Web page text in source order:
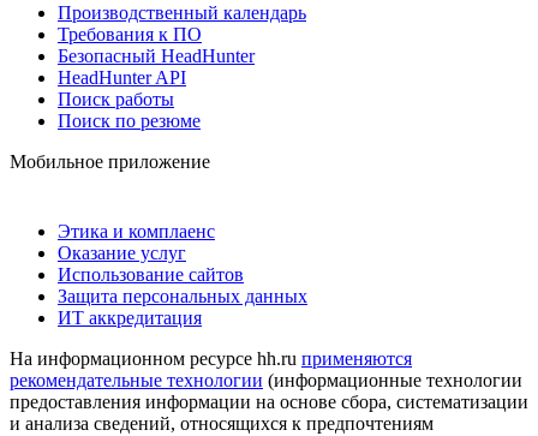
Производственный календарь
Требования к ПО
Безопасный HeadHunter
HeadHunter API
Поиск работы
Поиск по резюме
Мобильное приложение
Этика и комплаенс
Оказание услуг
Использование сайтов
Защита персональных данных
ИТ аккредитация
На информационном ресурсе hh.ru применяются
рекомендательные технологии (информационные технологии
предоставления информации на основе сбора, систематизации
и анализа сведений, относящихся к предпочтениям